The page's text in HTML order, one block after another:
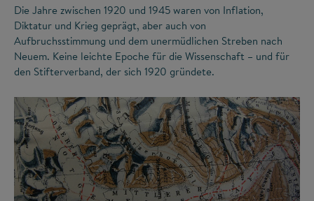
Die Jahre zwischen 1920 und 1945 waren von Inflation,
Diktatur und Krieg geprägt, aber auch von
Aufbruchsstimmung und dem unermüdlichen Streben nach
Neuem. Keine leichte Epoche für die Wissenschaft – und für
den Stifterverband, der sich 1920 gründete.